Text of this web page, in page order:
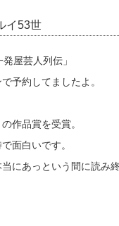
イ53世
屋芸人列伝」
予約してましたよ。
作品賞を受賞。
面白いです。
にあっという間に読み